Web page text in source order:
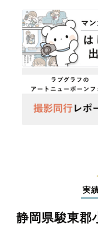
実
静岡県駿東郡